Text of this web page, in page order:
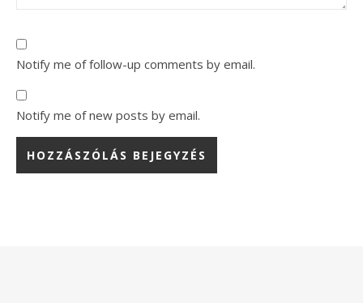
Notify me of follow-up comments by email.
Notify me of new posts by email.